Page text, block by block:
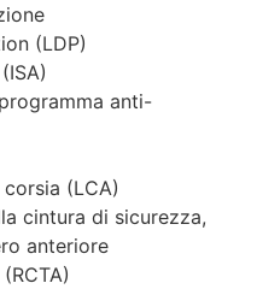
(LDP)
anti-
(LCA)
cintura di sicurezza,
anteriore